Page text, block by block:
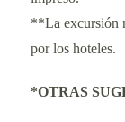
**La excursión
por los hoteles.
*OTRAS